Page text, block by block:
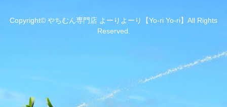
Copyright© やちむん専門店 よーりよーり【Yo-ri Yo-ri】All Rights
Reserved.